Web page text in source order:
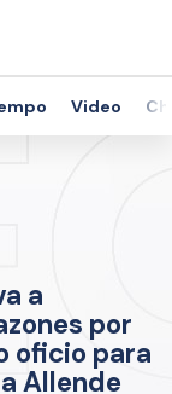
Video
a
por
oficio para
Allende